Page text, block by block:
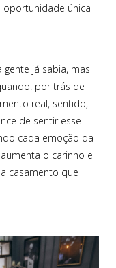
oportunidade única
já sabia, mas
por trás de
real, sentido,
de sentir esse
cada emoção da
o carinho e
casamento que